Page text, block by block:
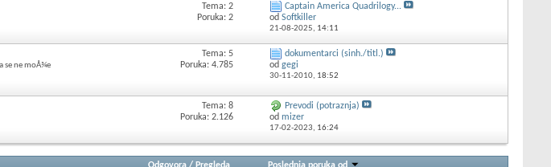
Tema: 2
Poruka: 2
Captain America Quadrilogy...
od Softkiller
21-08-2025, 14:11
se ne moÅ¾e
Tema: 5
Poruka: 4.785
dokumentarci (sinh./titl.)
od gegi
30-11-2010, 18:52
Tema: 8
Poruka: 2.126
Prevodi (potraznja)
od mizer
17-02-2023, 16:24